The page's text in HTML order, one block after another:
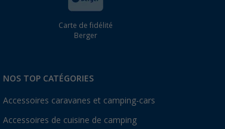
Carte de fidélité
Berger
NOS TOP CATÉGORIES
Accessoires caravanes et camping-cars
Accessoires de cuisine de camping